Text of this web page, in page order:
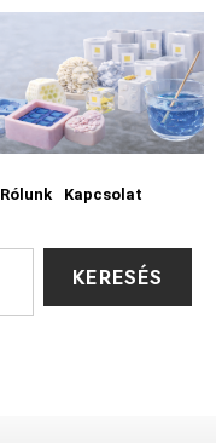
Rólunk Kapcsolat
KERESÉS